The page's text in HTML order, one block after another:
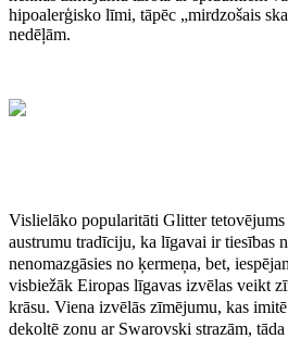
hipoalerģisko līmi, tāpēc „mirdzošais
nedēļām.
Vislielāko popularitāti Glitter
austrumu tradīciju, ka līgavai ir tiesības
nenomazgāsies no ķermeņa, bet,
visbiežāk Eiropas līgavas izvēlas veikt
krāsu. Viena izvēlās zīmējumu, kas
dekoltē zonu ar Swarovski strazām,